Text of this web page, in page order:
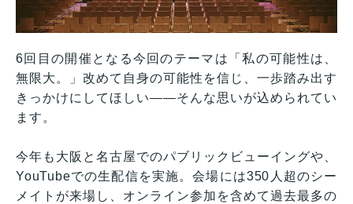
6回目の開催となる今回のテーマは「私の可能性は、
無限大。」改めて自身の可能性を信じ、一歩踏み出す
きっかけにしてほしい――そんな思いが込められてい
ます。
今年も大阪と名古屋でのパブリックビューイングや、
YouTubeでの生配信を実施。会場には350人超のシー
メイトが来場し、オンライン参加を含めて過去最多の